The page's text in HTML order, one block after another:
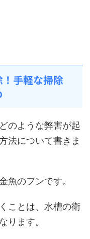
！手軽な掃除
のような弊害が起
法について書きま
魚のフンです。
ことは、水槽の衛
ります。